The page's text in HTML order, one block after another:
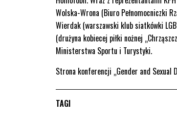
Wolska-Wrona (Biuro Pełnomocniczki
Wierdak (warszawski klub siatkówki
(drużyna kobiecej piłki nożnej
Ministerstwa Sportu i Turystyki.
Strona konferencji „Gender and
TAGI